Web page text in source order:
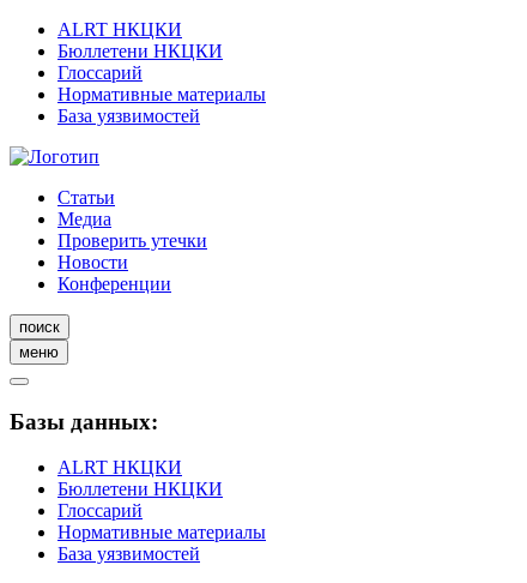
ALRT НКЦКИ
Бюллетени НКЦКИ
Глоссарий
Нормативные материалы
База уязвимостей
Статьи
Медиа
Проверить утечки
Новости
Конференции
поиск
меню
Базы данных:
ALRT НКЦКИ
Бюллетени НКЦКИ
Глоссарий
Нормативные материалы
База уязвимостей